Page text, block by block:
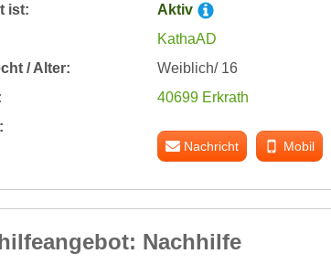
ist:
Aktiv
KathaAD
/ Alter:
Weiblich/ 16
40699 Erkrath
Nachricht Mobil
Nachhilfe